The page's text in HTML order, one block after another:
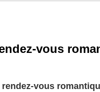
vous
vous